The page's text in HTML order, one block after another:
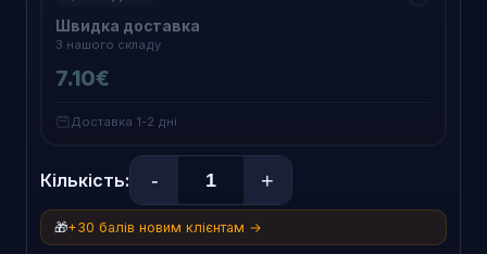
Швидка доставка
З нашого складу
7.10€
Доставка 1-2 дні
Кількість: - +
🎁+30 балів новим клієнтам →